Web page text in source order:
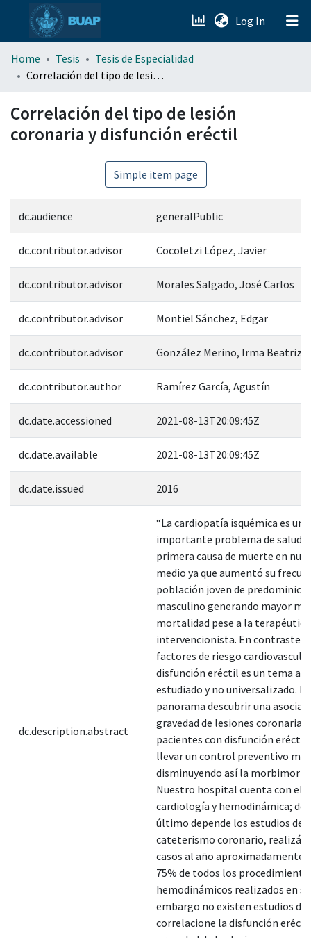
Log In (current)
menu.section.about_menu
Home Tesis
Tesis de Especialidad
Correlación del tipo de lesión coronaria y disfunción eréctil
Correlación del tipo de lesión
coronaria y disfunción eréctil
Simple item page
dc.audience generalPublic
dc.contributor.advisor Cocoletzi López, Javier
dc.contributor.advisor Morales Salgado, José Carlos
dc.contributor.advisor Montiel Sánchez, Edgar
dc.contributor.advisor González Merino, Irma Beatriz
dc.contributor.author Ramírez García, Agustín
dc.date.accessioned 2021-08-13T20:09:45Z
dc.date.available 2021-08-13T20:09:45Z
dc.date.issued 2016
dc.description.abstract
“La cardiopatía isquémica es un
importante problema de salud
primera causa de muerte en
medio ya que aumentó su
población joven de predominio
masculino generando mayor
mortalidad pese a la terapéutica
intervencionista. En contraste
factores de riesgo
disfunción eréctil es un tema
estudiado y no universalizado.
panorama descubrir una
gravedad de lesiones coronarias
pacientes con disfunción
llevar un control preventivo
disminuyendo así la
Nuestro hospital cuenta con el
cardiología y hemodinámica; de
último depende los estudios de
cateterismo coronario,
casos al año aproximadamente,
75% de todos los
hemodinámicos realizados en
embargo no existen estudios
correlacione la disfunción